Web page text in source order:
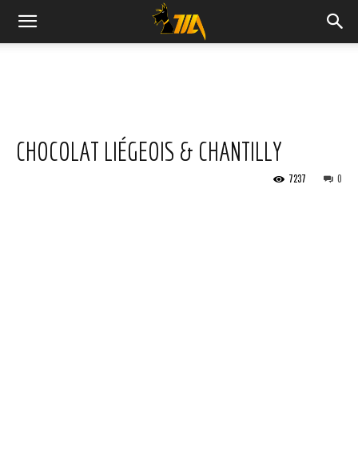
Cook
Magimix
CHOCOLAT LIÉGEOIS & CHANTILLY
0
7237